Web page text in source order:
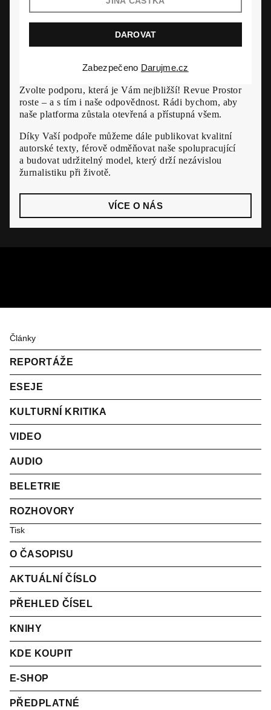
Zvolte podporu, která je Vám nejbližší! Revue Prostor
roste – a s tím i naše odpovědnost. Rádi bychom, aby
naše platforma zůstala otevřená a přístupná všem.
Díky Vaší podpoře můžeme dále publikovat kvalitní
autorské texty, férově odměňovat naše spolupracující
a budovat udržitelný model, který drží nezávislou
žurnalistiku při životě.
VÍCE O NÁS
Zabezpečeno Darujme.cz
Články
REPORTÁŽE
ESEJE
KULTURNÍ KRITIKA
VIDEO
AUDIO
BELETRIE
ROZHOVORY
Tisk
O ČASOPISU
AKTUÁLNÍ ČÍSLO
PŘEHLED ČÍSEL
KNIHY
KDE KOUPIT
E-SHOP
PŘEDPLATNÉ